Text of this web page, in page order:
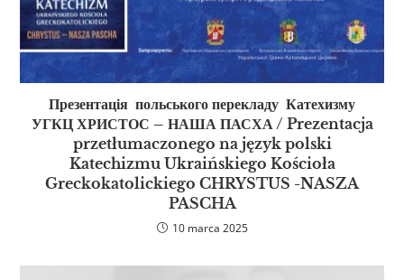
Презентація польського перекладу Катехизму
УГКЦ ХРИСТОС – НАША ПАСХА / Prezentacja
przetłumaczonego na język polski
Katechizmu Ukraińskiego Kościoła
Greckokatolickiego CHRYSTUS -NASZA
PASCHA
10 marca 2025